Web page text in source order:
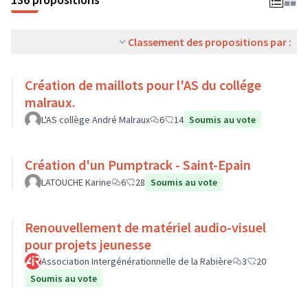
Classement des propositions par :
Création de maillots pour l'AS du collége
malraux.
L'AS collège André Malraux 6 14 Soumis au vote
Création d'un Pumptrack - Saint-Epain
LATOUCHE Karine 6 28 Soumis au vote
Renouvellement de matériel audio-visuel
pour projets jeunesse
Association Intergénérationnelle de la Rabière 3
20
Soumis au vote